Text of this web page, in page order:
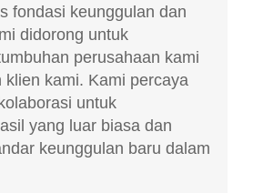
fondasi keunggulan dan
didorong untuk
perusahaan kami
klien kami. Kami percaya
untuk
yang luar biasa dan
keunggulan baru dalam